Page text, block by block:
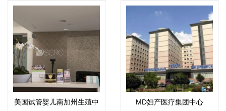
美国试管婴儿南加州生殖中
MD妇产医疗集团中心